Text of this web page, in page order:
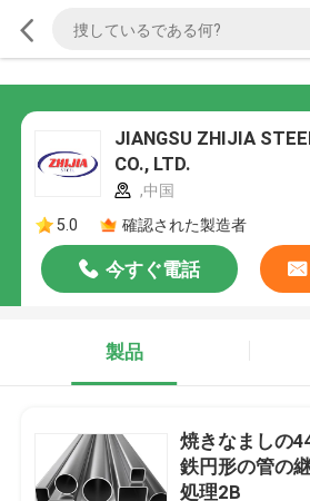
JIANGSU ZHIJIA
CO., LTD.
,中国
5.0
確認された製造者
今すぐ電話
製品
焼きなましの
鉄円形の管の
処理2B